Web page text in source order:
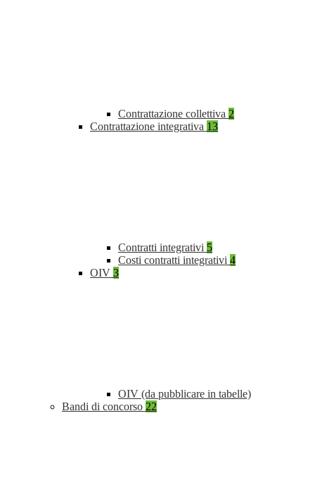
Contrattazione collettiva 2
Contrattazione integrativa 13
Contratti integrativi 5
Costi contratti integrativi 4
OIV 3
OIV (da pubblicare in tabelle)
Bandi di concorso 22